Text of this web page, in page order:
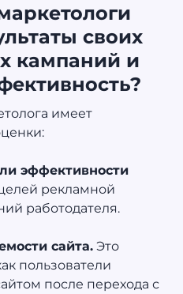
своих
кампаний и
имеет
эффективности
рекламной
работодателя.
сайта. Это
пользователи
после перехода с